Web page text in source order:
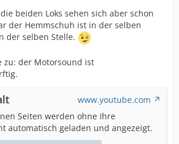
beiden Loks sehen sich aber schon
der Hemmschuh ist in der selben
der selben Stelle.
zu: der Motorsound ist
www.youtube.com
Seiten werden ohne Ihre
automatisch geladen und angezeigt.